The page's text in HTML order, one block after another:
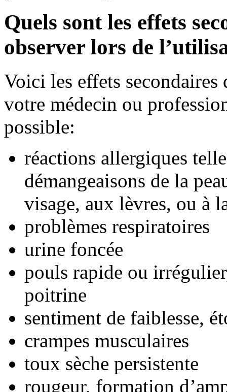
Quels sont les effets
observer lors de
Voici les effets
votre médecin ou
possible:
réactions allergiques
démangeaisons de la
visage, aux lèvres, ou à
problèmes respiratoires
urine foncée
pouls rapide ou
poitrine
sentiment de faiblesse,
crampes musculaires
toux sèche persistente
rougeur, formation